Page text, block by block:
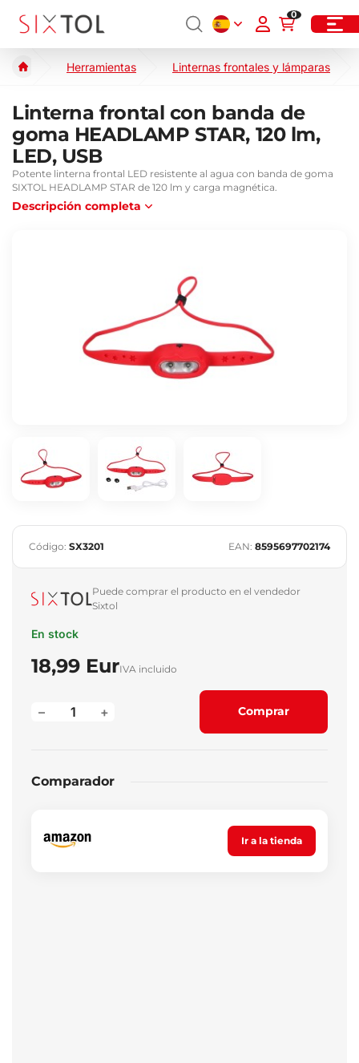
0
Herramientas Linternas frontales y lámparas
Linterna frontal con banda de
goma HEADLAMP STAR, 120 lm,
LED, USB
Potente linterna frontal LED resistente al agua con banda de goma
SIXTOL HEADLAMP STAR de 120 lm y carga magnética.
Descripción completa
Código: SX3201 EAN: 8595697702174
Puede comprar el producto en el vendedor
Sixtol
En stock
18,99 EurIVA incluido
+
– Comprar
Comparador
Ir a la tienda